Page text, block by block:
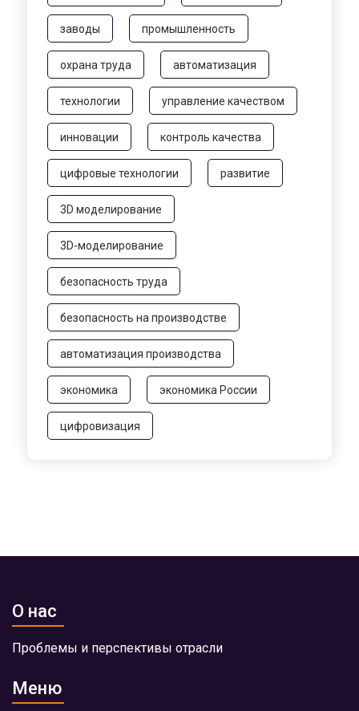
заводы промышленность
охрана труда автоматизация
технологии управление качеством
инновации контроль качества
цифровые технологии развитие
3D моделирование
3D-моделирование
безопасность труда
безопасность на производстве
автоматизация производства
экономика экономика России
цифровизация
О нас
Проблемы и перспективы отрасли
Меню